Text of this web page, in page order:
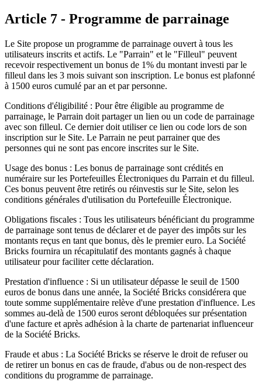
Article 7 - Programme de parrainage
Le Site propose un programme de parrainage ouvert à tous les
utilisateurs inscrits et actifs. Le "Parrain" et le "Filleul" peuvent
recevoir respectivement un bonus de 1% du montant investi par le
filleul dans les 3 mois suivant son inscription. Le bonus est plafonné
à 1500 euros cumulé par an et par personne.
Conditions d'éligibilité : Pour être éligible au programme de
parrainage, le Parrain doit partager un lien ou un code de parrainage
avec son filleul. Ce dernier doit utiliser ce lien ou code lors de son
inscription sur le Site. Le Parrain ne peut parrainer que des
personnes qui ne sont pas encore inscrites sur le Site.
Usage des bonus : Les bonus de parrainage sont crédités en
numéraire sur les Portefeuilles Électroniques du Parrain et du filleul.
Ces bonus peuvent être retirés ou réinvestis sur le Site, selon les
conditions générales d'utilisation du Portefeuille Électronique.
Obligations fiscales : Tous les utilisateurs bénéficiant du programme
de parrainage sont tenus de déclarer et de payer des impôts sur les
montants reçus en tant que bonus, dès le premier euro. La Société
Bricks fournira un récapitulatif des montants gagnés à chaque
utilisateur pour faciliter cette déclaration.
Prestation d'influence : Si un utilisateur dépasse le seuil de 1500
euros de bonus dans une année, la Société Bricks considérera que
toute somme supplémentaire relève d'une prestation d'influence. Les
sommes au-delà de 1500 euros seront débloquées sur présentation
d'une facture et après adhésion à la charte de partenariat influenceur
de la Société Bricks.
Fraude et abus : La Société Bricks se réserve le droit de refuser ou
de retirer un bonus en cas de fraude, d'abus ou de non-respect des
conditions du programme de parrainage.